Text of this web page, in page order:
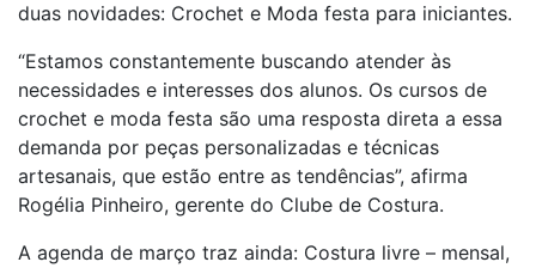
duas novidades: Crochet e Moda festa para iniciantes.
“Estamos constantemente buscando atender às
necessidades e interesses dos alunos. Os cursos de
crochet e moda festa são uma resposta direta a essa
demanda por peças personalizadas e técnicas
artesanais, que estão entre as tendências”, afirma
Rogélia Pinheiro, gerente do Clube de Costura.
A agenda de março traz ainda: Costura livre – mensal,